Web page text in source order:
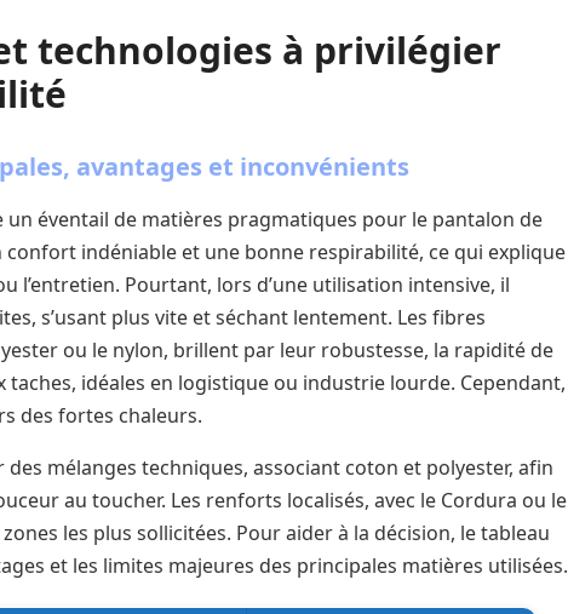
technologies à privilégier
avantages et inconvénients
un éventail de matières pragmatiques pour le pantalon de
indéniable et une bonne respirabilité, ce qui explique
l’entretien. Pourtant, lors d’une utilisation intensive, il
s’usant plus vite et séchant lentement. Les fibres
ou le nylon, brillent par leur robustesse, la rapidité de
taches, idéales en logistique ou industrie lourde. Cependant,
des fortes chaleurs.
mélanges techniques, associant coton et polyester, afin
au toucher. Les renforts localisés, avec le Cordura ou le
les plus sollicitées. Pour aider à la décision, le tableau
et les limites majeures des principales matières utilisées.